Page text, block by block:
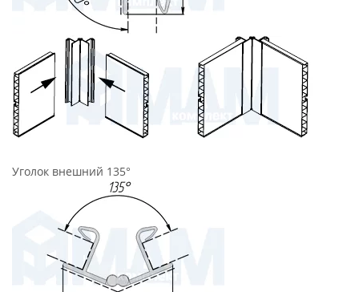
Уголок внешний 135°